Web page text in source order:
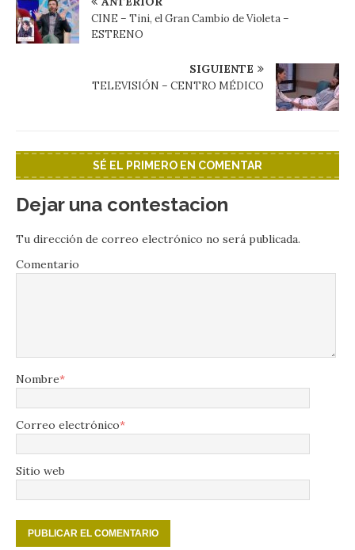
CINE – Tini, el Gran Cambio de Violeta –
ESTRENO
SIGUIENTE
TELEVISIÓN – CENTRO MÉDICO
SÉ EL PRIMERO EN COMENTAR
Dejar una contestacion
Tu dirección de correo electrónico no será publicada.
Comentario
Nombre*
Correo electrónico*
Sitio web